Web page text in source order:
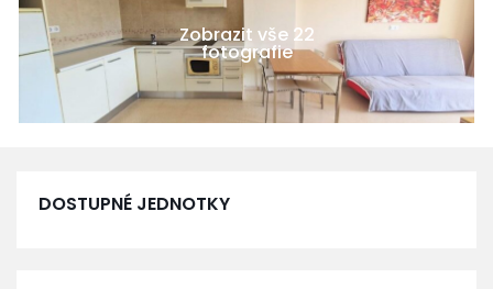
Zobrazit vše 22
fotografie
DOSTUPNÉ JEDNOTKY